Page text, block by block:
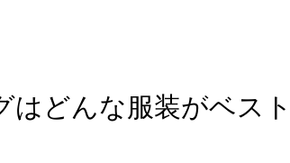
はどんな服装がベス